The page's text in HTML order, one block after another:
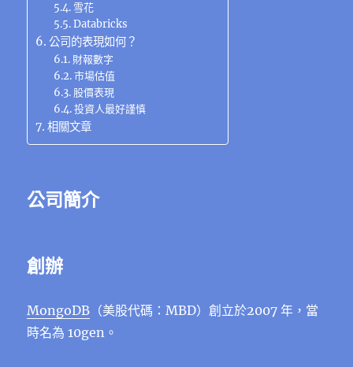
雪花
Databricks
公司的表現如何？
財報數字
市場估值
股價表現
投資人最好謹慎
相關文章
公司簡介
創辦
MongoDB （美股代碼：MBD）創立於2007 年，當
時名為 10gen。